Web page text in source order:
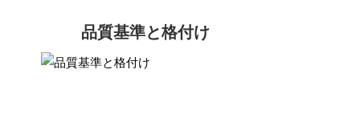
品質基準と格付け